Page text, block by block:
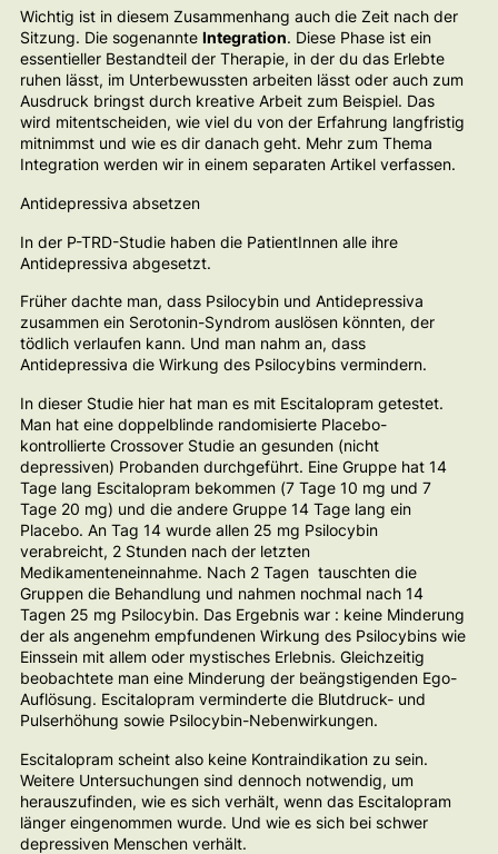
Wichtig ist in diesem Zusammenhang auch die Zeit nach der
Sitzung. Die sogenannte Integration. Diese Phase ist ein
essentieller Bestandteil der Therapie, in der du das Erlebte
ruhen lässt, im Unterbewussten arbeiten lässt oder auch zum
Ausdruck bringst durch kreative Arbeit zum Beispiel. Das
wird mitentscheiden, wie viel du von der Erfahrung langfristig
mitnimmst und wie es dir danach geht. Mehr zum Thema
Integration werden wir in einem separaten Artikel verfassen.
Antidepressiva absetzen
In der P-TRD-Studie haben die PatientInnen alle ihre
Antidepressiva abgesetzt.
Früher dachte man, dass Psilocybin und Antidepressiva
zusammen ein Serotonin-Syndrom auslösen könnten, der
tödlich verlaufen kann. Und man nahm an, dass
Antidepressiva die Wirkung des Psilocybins vermindern.
In dieser Studie hier hat man es mit Escitalopram getestet.
Man hat eine doppelblinde randomisierte Placebo-
kontrollierte Crossover Studie an gesunden (nicht
depressiven) Probanden durchgeführt. Eine Gruppe hat 14
Tage lang Escitalopram bekommen (7 Tage 10 mg und 7
Tage 20 mg) und die andere Gruppe 14 Tage lang ein
Placebo. An Tag 14 wurde allen 25 mg Psilocybin
verabreicht, 2 Stunden nach der letzten
Medikamenteneinnahme. Nach 2 Tagen tauschten die
Gruppen die Behandlung und nahmen nochmal nach 14
Tagen 25 mg Psilocybin. Das Ergebnis war : keine Minderung
der als angenehm empfundenen Wirkung des Psilocybins wie
Einssein mit allem oder mystisches Erlebnis. Gleichzeitig
beobachtete man eine Minderung der beängstigenden Ego-
Auflösung. Escitalopram verminderte die Blutdruck- und
Pulserhöhung sowie Psilocybin-Nebenwirkungen.
Escitalopram scheint also keine Kontraindikation zu sein.
Weitere Untersuchungen sind dennoch notwendig, um
herauszufinden, wie es sich verhält, wenn das Escitalopram
länger eingenommen wurde. Und wie es sich bei schwer
depressiven Menschen verhält.